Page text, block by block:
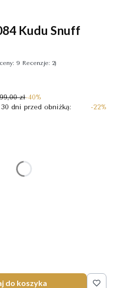
Kudu Snuff
9 Recenzje: 2)
zł-40%
dni przed obniżką:
-22%
do koszyka